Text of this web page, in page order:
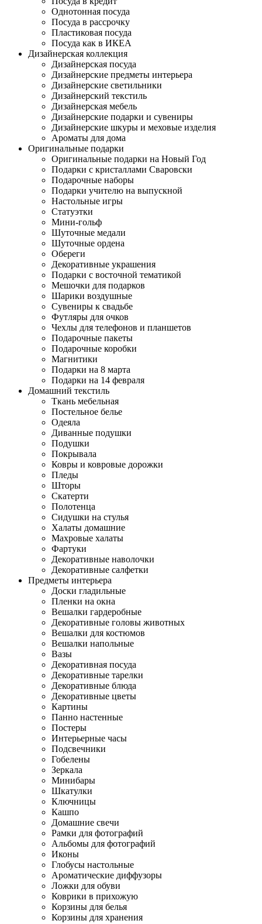
Однотонная посуда
Посуда в рассрочку
Пластиковая посуда
Посуда как в ИКЕА
Дизайнерская коллекция
Дизайнерская посуда
Дизайнерские предметы интерьера
Дизайнерские светильники
Дизайнерский текстиль
Дизайнерская мебель
Дизайнерские подарки и сувениры
Дизайнерские шкуры и меховые изделия
Ароматы для дома
Оригинальные подарки
Оригинальные подарки на Новый Год
Подарки с кристаллами Сваровски
Подарочные наборы
Подарки учителю на выпускной
Настольные игры
Статуэтки
Мини-гольф
Шуточные медали
Шуточные ордена
Обереги
Декоративные украшения
Подарки с восточной тематикой
Мешочки для подарков
Шарики воздушные
Сувениры к свадьбе
Футляры для очков
Чехлы для телефонов и планшетов
Подарочные пакеты
Подарочные коробки
Магнитики
Подарки на 8 марта
Подарки на 14 февраля
Домашний текстиль
Ткань мебельная
Постельное белье
Одеяла
Диванные подушки
Подушки
Покрывала
Ковры и ковровые дорожки
Пледы
Шторы
Скатерти
Полотенца
Сидушки на стулья
Халаты домашние
Махровые халаты
Фартуки
Декоративные наволочки
Декоративные салфетки
Предметы интерьера
Доски гладильные
Пленки на окна
Вешалки гардеробные
Декоративные головы животных
Вешалки для костюмов
Вешалки напольные
Вазы
Декоративная посуда
Декоративные тарелки
Декоративные блюда
Декоративные цветы
Картины
Панно настенные
Постеры
Интерьерные часы
Подсвечники
Гобелены
Зеркала
Минибары
Шкатулки
Ключницы
Кашпо
Домашние свечи
Рамки для фотографий
Альбомы для фотографий
Иконы
Глобусы настольные
Ароматические диффузоры
Ложки для обуви
Коврики в прихожую
Корзины для белья
Корзины для хранения